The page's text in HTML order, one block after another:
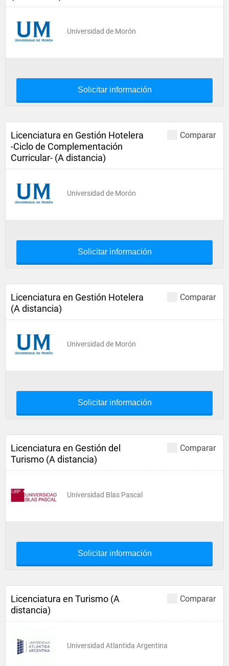
Universidad de Morón
Solicitar información
Comparar
Licenciatura en Gestión Hotelera
-Ciclo de Complementación
Curricular- (A distancia)
Universidad de Morón
Solicitar información
Comparar
Licenciatura en Gestión Hotelera
(A distancia)
Universidad de Morón
Solicitar información
Comparar
Licenciatura en Gestión del
Turismo (A distancia)
Universidad Blas Pascal
Solicitar información
Comparar
Licenciatura en Turismo (A
distancia)
Universidad Atlantida Argentina